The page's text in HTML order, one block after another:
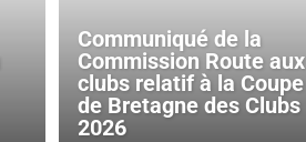
Communiqué de la
Commission Route aux
clubs relatif à la Coupe
de Bretagne des Clubs
2026